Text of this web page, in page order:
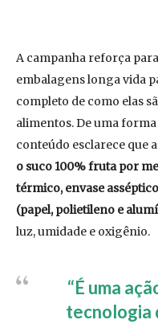
A campanha reforça
embalagens longa vida
completo de como elas
alimentos. De uma
conteúdo esclarece que a
o suco 100% fruta por
térmico, envase
(papel, polietileno e
luz, umidade e oxigênio.
“É uma
tecnologia